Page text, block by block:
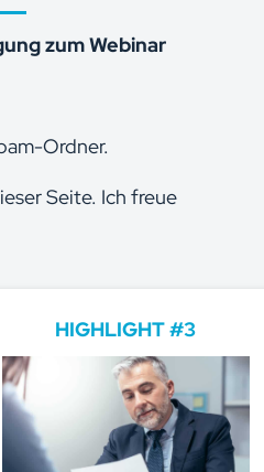
zum Webinar
Ordner.
Seite. Ich freue
HIGHLIGHT #3